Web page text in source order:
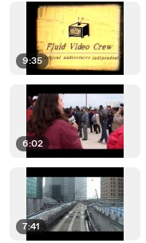
9:35
6:02
7:41